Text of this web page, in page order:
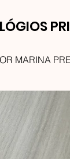
MARINA